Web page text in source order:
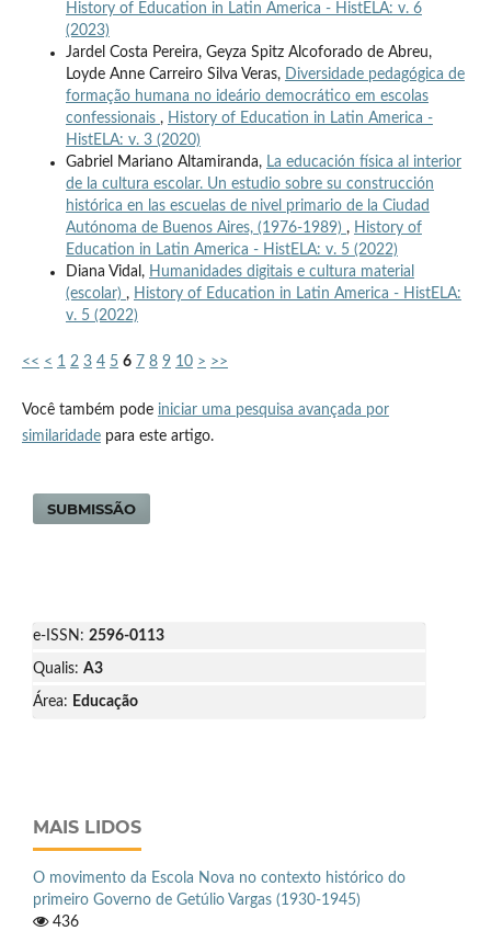
History of Education in Latin America - HistELA: v. 6
(2023)
Jardel Costa Pereira, Geyza Spitz Alcoforado de Abreu,
Loyde Anne Carreiro Silva Veras, Diversidade pedagógica de
formação humana no ideário democrático em escolas
confessionais , History of Education in Latin America -
HistELA: v. 3 (2020)
Gabriel Mariano Altamiranda, La educación física al interior
de la cultura escolar. Un estudio sobre su construcción
histórica en las escuelas de nivel primario de la Ciudad
Autónoma de Buenos Aires, (1976-1989) , History of
Education in Latin America - HistELA: v. 5 (2022)
Diana Vidal, Humanidades digitais e cultura material
(escolar) , History of Education in Latin America - HistELA:
v. 5 (2022)
<< < 1 2 3 4 5 6 7 8 9 10 > >>
Você também pode iniciar uma pesquisa avançada por
similaridadepara este artigo.
SUBMISSÃO
e-ISSN: 2596-0113
Qualis: A3
Área: Educação
MAIS LIDOS
O movimento da Escola Nova no contexto histórico do
primeiro Governo de Getúlio Vargas (1930-1945)
436